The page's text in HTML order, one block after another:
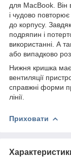
для MacBook. Він
і чудово
до корпусу.
подряпин і
використанні. А
або випадково
Нижня кришка має
вентиляції
справжні форми
лінії.
Приховати